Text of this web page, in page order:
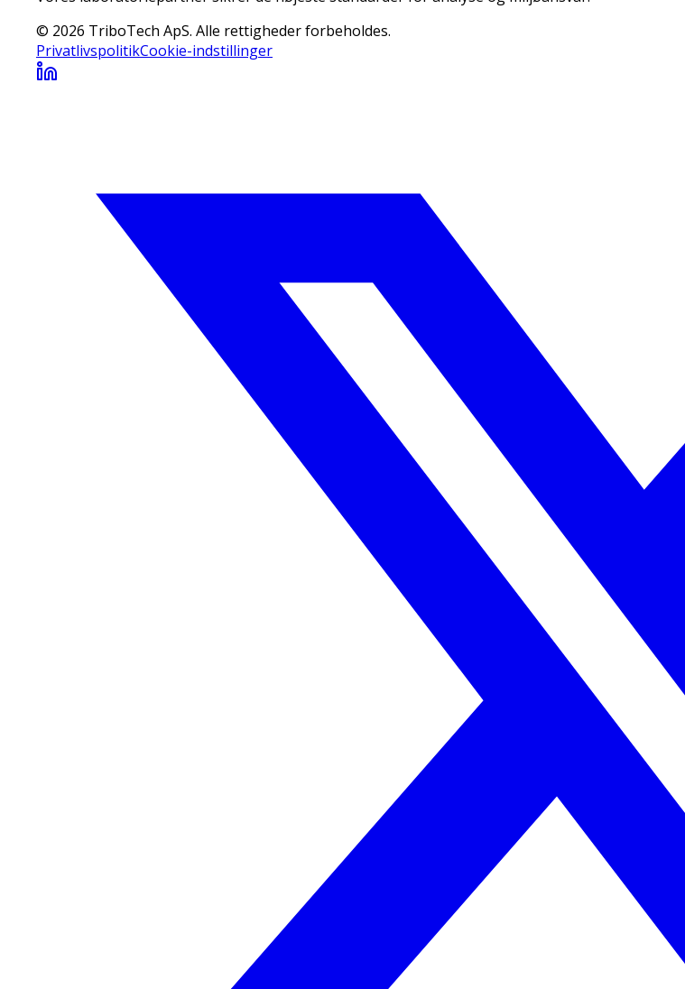
© 2026 TriboTech ApS. Alle rettigheder forbeholdes.
PrivatlivspolitikCookie-indstillinger